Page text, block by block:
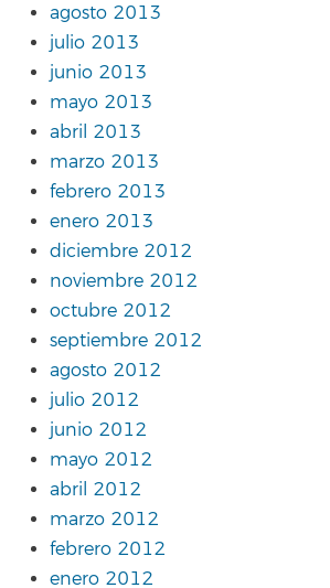
agosto 2013
julio 2013
junio 2013
mayo 2013
abril 2013
marzo 2013
febrero 2013
enero 2013
diciembre 2012
noviembre 2012
octubre 2012
septiembre 2012
agosto 2012
julio 2012
junio 2012
mayo 2012
abril 2012
marzo 2012
febrero 2012
enero 2012